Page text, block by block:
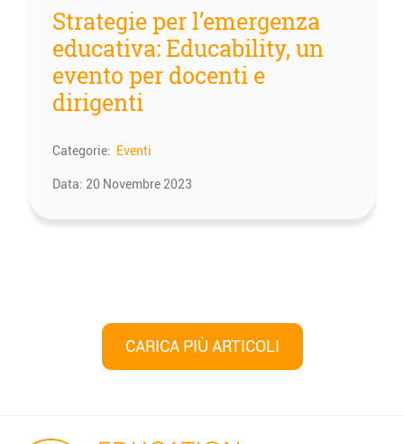
Strategie per l’emergenza
educativa: Educability, un
evento per docenti e
dirigenti
Categorie: Eventi
Data: 20 Novembre 2023
CARICA PIÙ ARTICOLI